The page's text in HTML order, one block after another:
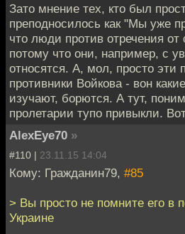
Зато мнение тех, кто был
преподносилось как "Мы уже
что люди против отречения
потому что они, например, с
относятся. А, мол, просто эти
противники Войкова - вон
изучают, борются. А тут,
пролетарии тупо привыкли.
AlexEye70 »
#110 | 23.11.15 14:04
Кому: Гражданин79, #85
> Вы просто не помните его в
Украине